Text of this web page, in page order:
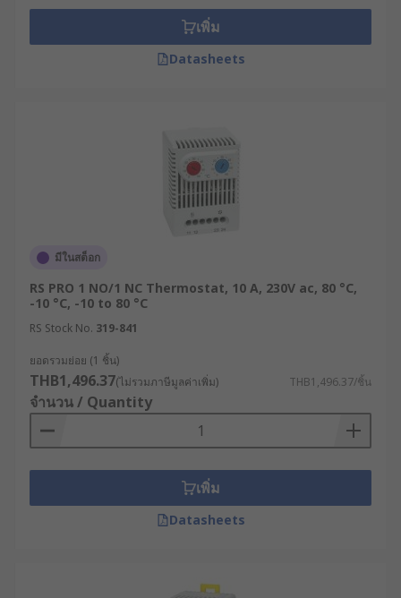
เพิ่ม
Datasheets
มีในสต็อก
RS PRO 1 NO/1 NC Thermostat, 10 A, 230V ac, 80 °C,
-10 °C, -10 to 80 °C
RS Stock No. 319-841
ยอดรวมย่อย (1 ชิ้น)
THB1,496.37(ไม่รวมภาษีมูลค่าเพิ่ม) THB1,496.37/ชิ้น
จำนวน / Quantity
เพิ่ม
Datasheets